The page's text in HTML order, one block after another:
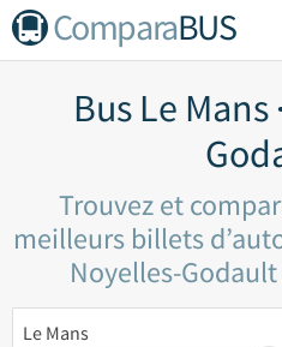
ComparaBUS
Bus Le
Trouvez et
meilleurs billets
Noyelles-
Le Mans